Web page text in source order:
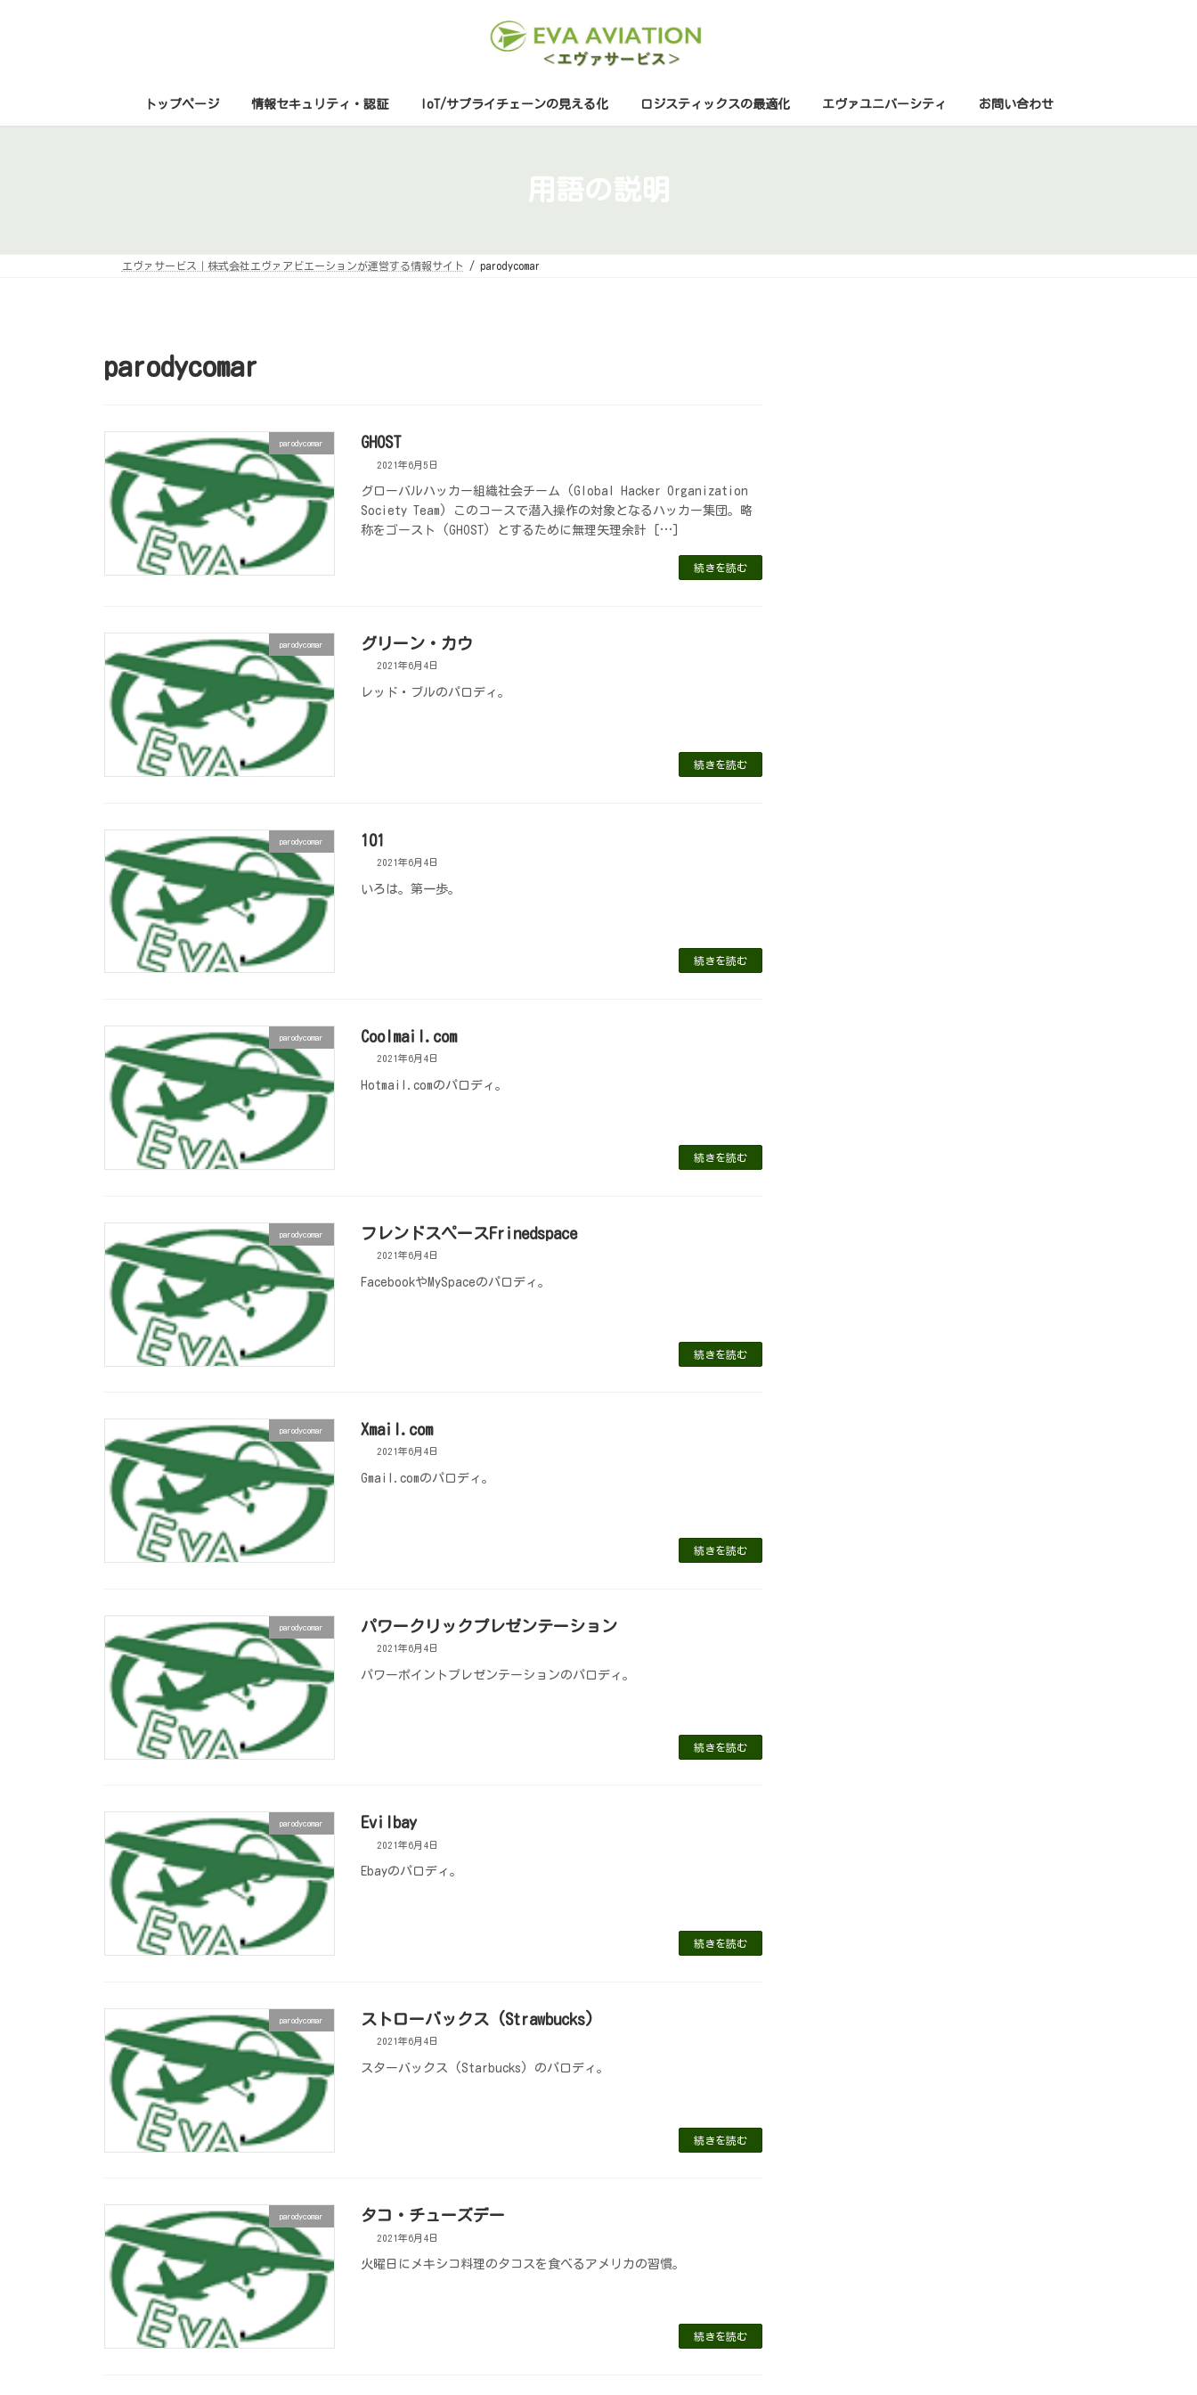
トップページ 情報セキュリティ・認証 IoT/サプライチェーンの見える化 ロジスティックスの最適化 エヴァユニバーシティ お問い合わせ
用語の説明
エヴァサービス｜株式会社エヴァアビエーションが運営する情報サイト parodycomar
parodycomar
parodycomar GHOST
2021年6月5日
グローバルハッカー組織社会チーム (Global Hacker Organization
Society Team) このコースで潜入操作の対象となるハッカー集団。略
称をゴースト (GHOST) とするために無理矢理余計 […]
続きを読む
parodycomar グリーン・カウ
2021年6月4日
レッド・ブルのパロディ。
続きを読む
parodycomar 101
2021年6月4日
いろは。第一歩。
続きを読む
parodycomar Coolmail.com
2021年6月4日
Hotmail.comのパロディ。
続きを読む
parodycomar フレンドスペースFrinedspace
2021年6月4日
FacebookやMySpaceのパロディ。
続きを読む
parodycomar Xmail.com
2021年6月4日
Gmail.comのパロディ。
続きを読む
parodycomar パワークリックプレゼンテーション
2021年6月4日
パワーポイントプレゼンテーションのパロディ。
続きを読む
parodycomar Evilbay
2021年6月4日
Ebayのパロディ。
続きを読む
parodycomar ストローバックス (Strawbucks)
2021年6月4日
スターバックス (Starbucks) のパロディ。
続きを読む
parodycomar タコ・チューズデー
2021年6月4日
火曜日にメキシコ料理のタコスを食べるアメリカの習慣。
続きを読む